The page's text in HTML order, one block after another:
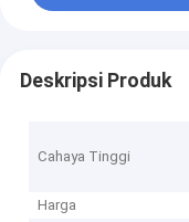
Deskripsi Produk
Cahaya Tinggi
Harga